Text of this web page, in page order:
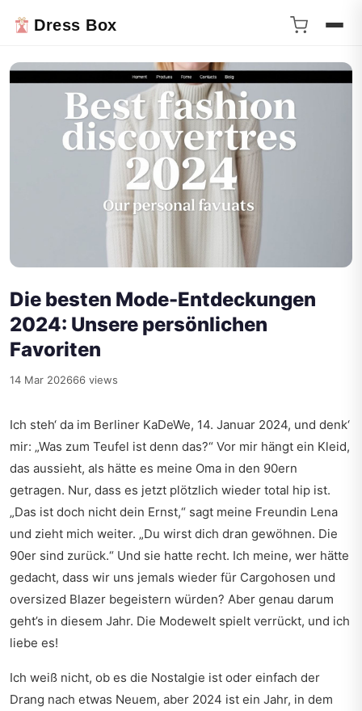
Dress Box
Die besten Mode-Entdeckungen
2024: Unsere persönlichen
Favoriten
14 Mar 202666 views
Ich steh‘ da im Berliner KaDeWe, 14. Januar 2024, und denk‘
mir: „Was zum Teufel ist denn das?“ Vor mir hängt ein Kleid,
das aussieht, als hätte es meine Oma in den 90ern
getragen. Nur, dass es jetzt plötzlich wieder total hip ist.
„Das ist doch nicht dein Ernst,“ sagt meine Freundin Lena
und zieht mich weiter. „Du wirst dich dran gewöhnen. Die
90er sind zurück.“ Und sie hatte recht. Ich meine, wer hätte
gedacht, dass wir uns jemals wieder für Cargohosen und
oversized Blazer begeistern würden? Aber genau darum
geht’s in diesem Jahr. Die Modewelt spielt verrückt, und ich
liebe es!
Ich weiß nicht, ob es die Nostalgie ist oder einfach der
Drang nach etwas Neuem, aber 2024 ist ein Jahr, in dem